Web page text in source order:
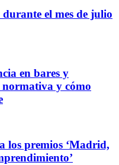
el mes de julio
en bares y
normativa y cómo
los premios ‘Madrid,